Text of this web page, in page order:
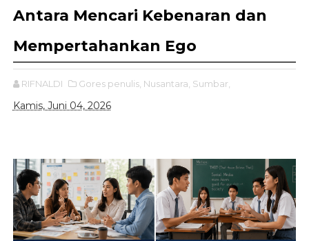
Antara Mencari Kebenaran dan
Mempertahankan Ego
RIFNALDI Gores penulis, Nusantara, Sumbar,
Kamis, Juni 04, 2026